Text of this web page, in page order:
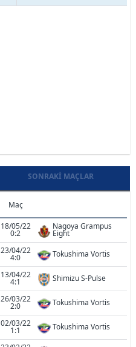
SONRAKI MAÇLAR
Maç
18/05/22
0:2
Nagoya Grampus
Eight
23/04/22
4:0 Tokushima Vortis
13/04/22
4:1 Shimizu S-Pulse
26/03/22
2:0 Tokushima Vortis
02/03/22
1:1 Tokushima Vortis